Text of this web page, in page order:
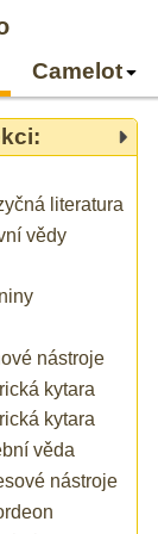
Camelot
literatura
vědy
nástroje
kytara
kytara
věda
nástroje